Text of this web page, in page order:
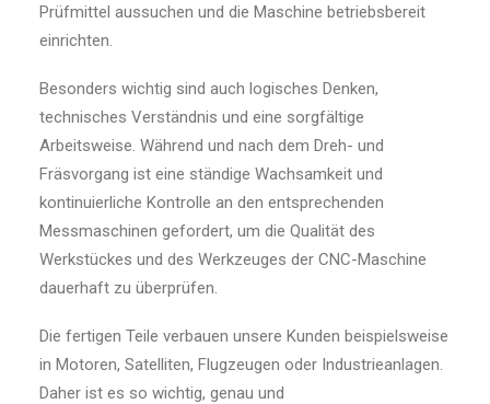
Prüfmittel aussuchen und die Maschine betriebsbereit
einrichten.
Besonders wichtig sind auch logisches Denken,
technisches Verständnis und eine sorgfältige
Arbeitsweise. Während und nach dem Dreh- und
Fräsvorgang ist eine ständige Wachsamkeit und
kontinuierliche Kontrolle an den entsprechenden
Messmaschinen gefordert, um die Qualität des
Werkstückes und des Werkzeuges der CNC-Maschine
dauerhaft zu überprüfen.
Die fertigen Teile verbauen unsere Kunden beispielsweise
in Motoren, Satelliten, Flugzeugen oder Industrieanlagen.
Daher ist es so wichtig, genau und